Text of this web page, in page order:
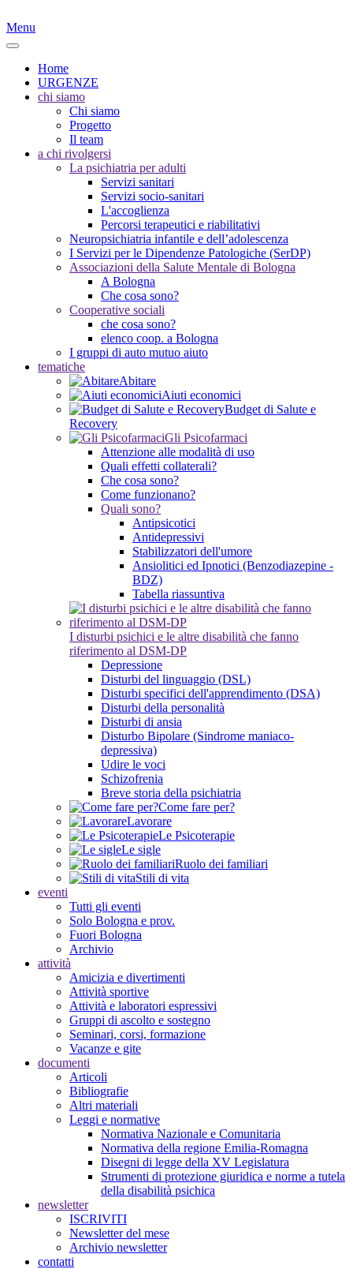
Menu
Home
URGENZE
chi siamo
Chi siamo
Progetto
Il team
a chi rivolgersi
La psichiatria per adulti
Servizi sanitari
Servizi socio-sanitari
L'accoglienza
Percorsi terapeutici e riabilitativi
Neuropsichiatria infantile e dell’adolescenza
I Servizi per le Dipendenze Patologiche (SerDP)
Associazioni della Salute Mentale di Bologna
A Bologna
Che cosa sono?
Cooperative sociali
che cosa sono?
elenco coop. a Bologna
I gruppi di auto mutuo aiuto
tematiche
Abitare
Aiuti economici
Budget di Salute e
Recovery
Gli Psicofarmaci
Attenzione alle modalità di uso
Quali effetti collaterali?
Che cosa sono?
Come funzionano?
Quali sono?
Antipsicotici
Antidepressivi
Stabilizzatori dell'umore
Ansiolitici ed Ipnotici (Benzodiazepine -
BDZ)
Tabella riassuntiva
I disturbi psichici e le altre disabilità che fanno
riferimento al DSM-DP
Depressione
Disturbi del linguaggio (DSL)
Disturbi specifici dell'apprendimento (DSA)
Disturbi della personalità
Disturbi di ansia
Disturbo Bipolare (Sindrome maniaco-
depressiva)
Udire le voci
Schizofrenia
Breve storia della psichiatria
Come fare per?
Lavorare
Le Psicoterapie
Le sigle
Ruolo dei familiari
Stili di vita
eventi
Tutti gli eventi
Solo Bologna e prov.
Fuori Bologna
Archivio
attività
Amicizia e divertimenti
Attività sportive
Attività e laboratori espressivi
Gruppi di ascolto e sostegno
Seminari, corsi, formazione
Vacanze e gite
documenti
Articoli
Bibliografie
Altri materiali
Leggi e normative
Normativa Nazionale e Comunitaria
Normativa della regione Emilia-Romagna
Disegni di legge della XV Legislatura
Strumenti di protezione giuridica e norme a tutela
della disabilità psichica
newsletter
ISCRIVITI
Newsletter del mese
Archivio newsletter
contatti